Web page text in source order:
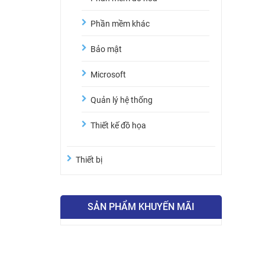
Phần mềm khác
Bảo mật
Microsoft
Quản lý hệ thống
Thiết kế đồ họa
Thiết bị
SẢN PHẨM KHUYẾN MÃI